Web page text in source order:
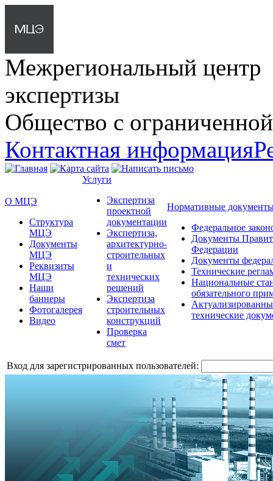
Межрегиональный центр
экспертизы
Общество с
Контактная информация
О МЦЭ
Структура
МЦЭ
Документы
МЦЭ
Реквизиты
МЦЭ
Наши
баннеры
Фотогалерея
Видео
Услуги
Экспертиза
проектной
документации
Экспертиза,
архитектурно-
строительных
и
технических
решений
Экспертиза
строительных
конструкций
Проверка
смет
Нормативные
Федеральное
Документы
Федерации
Документы
Технические
Национальные
обязательного
технические
Вход для зарегистрированных пользователей: